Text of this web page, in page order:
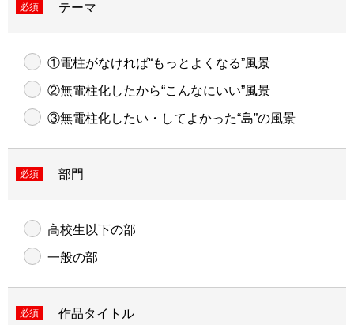
必須 テーマ
①電柱がなければ“もっとよくなる”風景
②無電柱化したから“こんなにいい”風景
③無電柱化したい・してよかった“島”の風景
必須 部門
高校生以下の部
一般の部
必須 作品タイトル